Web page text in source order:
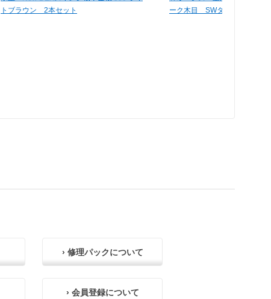
トブラウン 2本セット
ーク木目 SWタイプ
› 修理パックについて
› 会員登録について